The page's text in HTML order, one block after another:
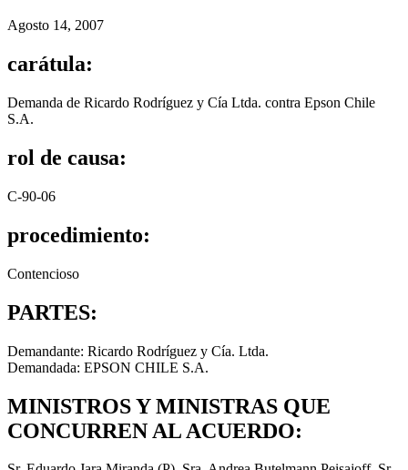
Agosto 14, 2007
carátula:
Demanda de Ricardo Rodríguez y Cía Ltda. contra Epson Chile
S.A.
rol de causa:
C-90-06
procedimiento:
Contencioso
PARTES:
Demandante: Ricardo Rodríguez y Cía. Ltda.
Demandada: EPSON CHILE S.A.
MINISTROS Y MINISTRAS QUE
CONCURREN AL ACUERDO: